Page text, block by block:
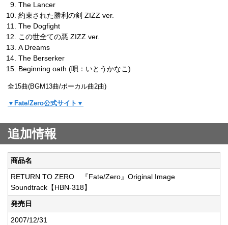
The Lancer
約束された勝利の剣 ZIZZ ver.
The Dogfight
この世全ての悪 ZIZZ ver.
A Dreams
The Berserker
Beginning oath (唄：いとうかなこ)
全15曲(BGM13曲/ボーカル曲2曲)
▼Fate/Zero公式サイト▼
追加情報
商品名
RETURN TO ZERO 『Fate/Zero』Original Image
Soundtrack【HBN-318】
発売日
2007/12/31